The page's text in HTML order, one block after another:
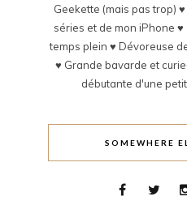
Geekette (mais pas trop)
séries et de mon iPhone ♥
temps plein ♥ Dévoreuse
♥ Grande bavarde et
débutante d'une
SOMEWHERE